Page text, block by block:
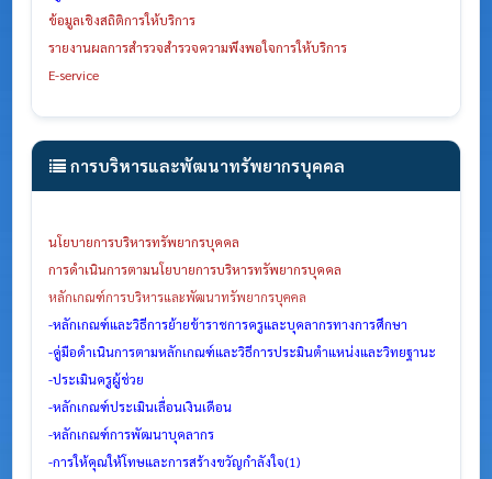
ข้อมูลเชิงสถิติการให้บริการ
รายงานผลการสำรวจสำรวจความพึงพอใจการให้บริการ
E-service
การบริหารและพัฒนาทรัพยากรบุคคล
นโยบายการบริหารทรัพยากรบุคคล
การดำเนินการตามนโยบายการบริหารทรัพยากรบุคคล
หลักเกณฑ์การบริหารและพัฒนาทรัพยากรบุคคล
-หลักเกณฑ์และวิธีการย้ายข้าราชการครูและบุคลากรทางการศึกษา
-คู่มือดำเนินการตามหลักเกณฑ์และวิธีการประมินตำแหน่งและวิทยฐานะ
-ประเมินครูผู้ช่วย
-หลักเกณฑ์ประเมินเลื่อนเงินเดือน
-หลักเกณฑ์การพัฒนาบุคลากร
-การให้คุณให้โทษและการสร้างขวัญกำลังใจ(1)